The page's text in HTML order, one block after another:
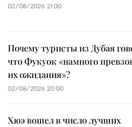
02/08/2026 21:00
Почему туристы из Дубая
что Фукуок «намного
их ожидания»?
02/08/2026 20:00
Хюэ вошел в число лучших